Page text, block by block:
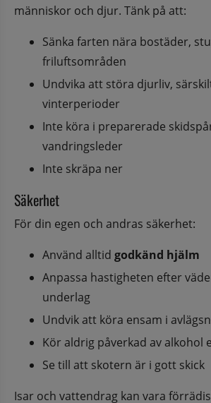
människor och djur. Tänk på att:
Sänka farten nära bostäder,
friluftsområden
Undvika att störa djurliv,
vinterperioder
Inte köra i preparerade
vandringsleder
Inte skräpa ner
Säkerhet
För din egen och andras säkerhet:
Använd alltid godkänd hjälm
Anpassa hastigheten efter
underlag
Undvik att köra ensam i
Kör aldrig påverkad av alkohol
Se till att skotern är i gott skick
Isar och vattendrag kan vara